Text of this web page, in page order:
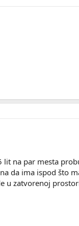
lit na par mesta
da ima ispod što
u zatvorenoj